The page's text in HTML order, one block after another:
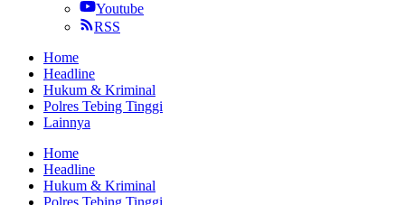
Youtube
RSS
Home
Headline
Hukum & Kriminal
Polres Tebing Tinggi
Lainnya
Home
Headline
Hukum & Kriminal
Polres Tebing Tinggi